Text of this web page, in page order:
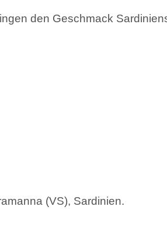
den Geschmack
(VS), Sardinien.